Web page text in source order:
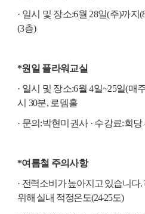
· 일시 및 장소:6월 28일(주)까지
(3층)
*원일 플라워교실
· 일시 및 장소:6월4일~25일(매
시 30분, 로뎀홀
· 문의 :박현미권사 · 수강료:회당
*여름철 주의사항
· 전력소비가 높아지고 있습니다.
위해 실내 적정온도(24-25도)